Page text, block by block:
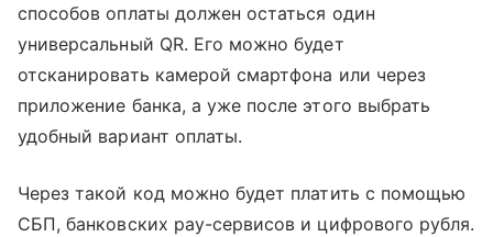
способов оплаты должен остаться один
универсальный QR. Его можно будет
отсканировать камерой смартфона или через
приложение банка, а уже после этого выбрать
удобный вариант оплаты.
Через такой код можно будет платить с помощью
СБП, банковских pay-сервисов и цифрового рубля.